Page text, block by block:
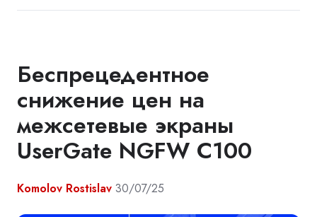
Беспрецедентное
снижение цен на
межсетевые экраны
UserGate NGFW C100
Komolov Rostislav 30/07/25